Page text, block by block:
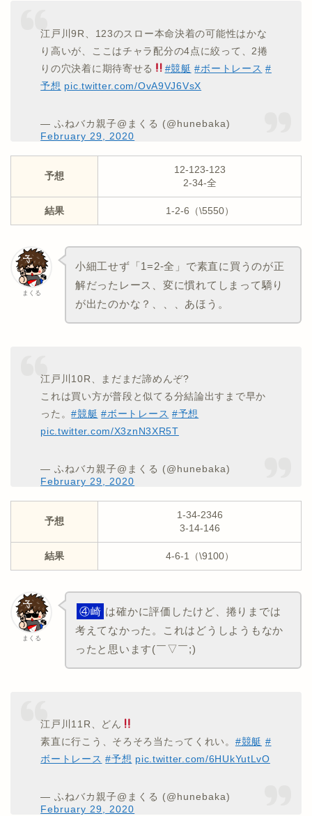
江戸川9R、123のスロー本命決着の可能性はかな
り高いが、ここはチャラ配分の4点に絞って、2捲
りの穴決着に期待寄せる
#競艇 #ボートレース #
予想 pic.twitter.com/OvA9VJ6VsX
— ふねバカ親子@まくる (@hunebaka)
February 29, 2020
予想
12-123-123
2-34-全
結果 1-2-6（\5550）
まくる
小細工せず「1=2-全」で素直に買うのが正
解だったレース、変に慣れてしまって驕り
が出たのかな？、、、あほう。
江戸川10R、まだまだ諦めんぞ?
これは買い方が普段と似てる分結論出すまで早か
った。#競艇 #ボートレース #予想
pic.twitter.com/X3znN3XR5T
— ふねバカ親子@まくる (@hunebaka)
February 29, 2020
予想
1-34-2346
3-14-146
結果 4-6-1（\9100）
まくる
④崎 は確かに評価したけど、捲りまでは
考えてなかった。これはどうしようもなか
ったと思います(￣▽￣;)
江戸川11R、どん
素直に行こう、そろそろ当たってくれい。 #競艇 #
ボートレース #予想 pic.twitter.com/6HUkYutLvO
— ふねバカ親子@まくる (@hunebaka)
February 29, 2020